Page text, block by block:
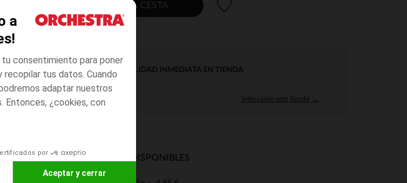
a
consentimiento para poner
recopilar tus datos. Cuando
adaptar nuestros
Entonces, ¿cookies, con
por
Aceptar y cerrar
AÑADIR A LA CESTA
DISPONIBILIDAD INMEDIATA EN TIENDA
Seleccione una tienda →
MODOS DE ENVÍO DISPONIBLES